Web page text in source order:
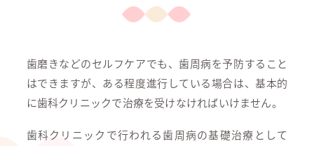
歯磨きなどのセルフケアでも、歯周病を予防すること
はできますが、ある程度進行している場合は、基本的
に歯科クリニックで治療を受けなければいけません。
歯科クリニックで行われる歯周病の基礎治療として